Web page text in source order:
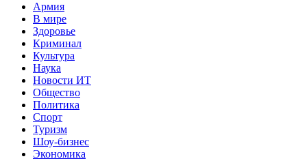
Армия
В мире
Здоровье
Криминал
Культура
Наука
Новости ИТ
Общество
Политика
Спорт
Туризм
Шоу-бизнес
Экономика